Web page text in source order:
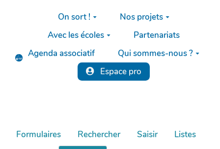
Aller au contenu principal
On sort !
Nos projets
Avec les écoles
Partenariats
Agenda associatif
Qui sommes-nous ?
Espace pro
Formulaires Rechercher Saisir
Listes